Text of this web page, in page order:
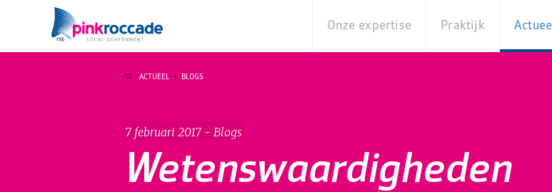
Onze expertise
Thema's
Praktijk
Best
Practices
iBurgerzaken
Actueel
7 februari 2017 - Blogs
Wetenswaardigheden
ACTUEEL BLOGS